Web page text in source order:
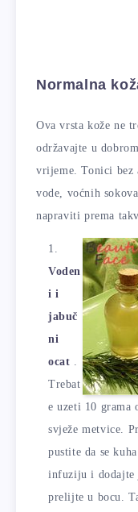
Normalna
Ova vrsta kože ne
održavajte u
vrijeme. Tonici bez
vode, voćnih
napraviti prema
Voden
i i
jabuč
ni
ocat
Trebat
e uzeti 10 grama
svježe metvice.
pustite da se
infuziju i dodajte
prelijte u bocu.